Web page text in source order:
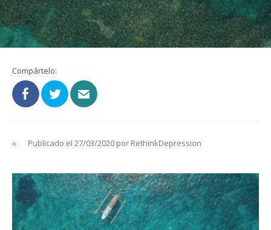
Compártelo:
« Publicado el 27/03/2020 por RethinkDepression